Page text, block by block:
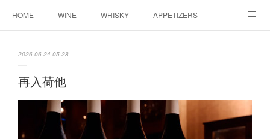
HOME WINE WHISKY APPETIZERS
2026.06.24 05:28
再入荷他